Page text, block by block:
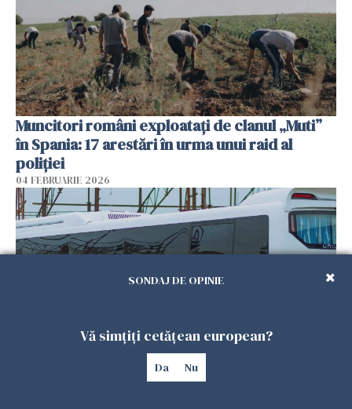
Muncitori români exploatați de clanul „Muti”
în Spania: 17 arestări în urma unui raid al
poliției
04 FEBRUARIE 2026
Un autocar cu turiști a derapat în Turcia. Nouă
SONDAJ DE OPINIE
Vă simțiți cetățean european?
Da Nu